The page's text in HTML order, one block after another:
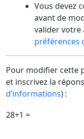
Vous devez
avant de
valider votre
préférences
Pour modifier cette
et inscrivez la
d’informations) :
28+1 =